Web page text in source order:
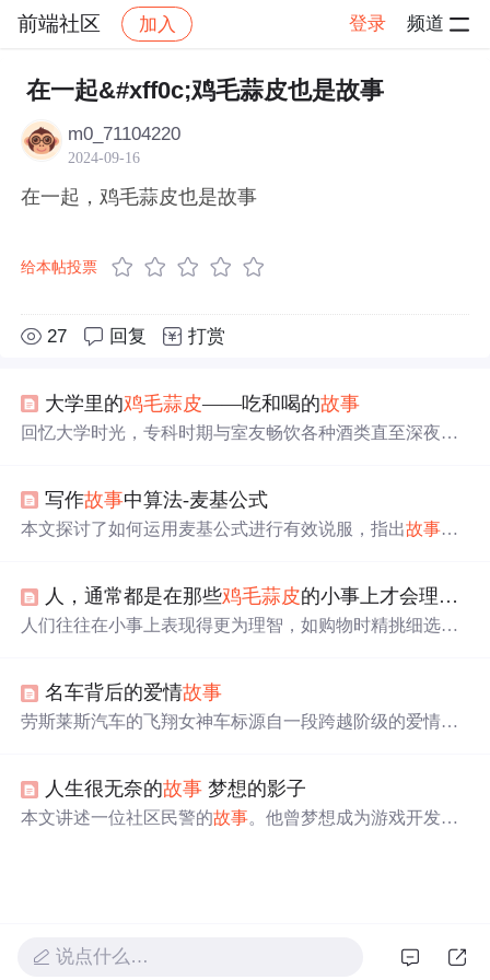
前端社区 加入 登录 频道
社区 前端社区 感慨 帖子详情
在一起&#xff0c;鸡毛蒜皮也是故事
m0_71104220
2024-09-16
在一起，鸡毛蒜皮也是故事
给本帖投票
27 回复 打赏
大学里的鸡毛蒜皮——吃和喝的故事
回忆大学时光，专科时期与室友畅饮各种酒类直至深夜，
写作故事中算法-麦基公式
本文探讨了如何运用麦基公式进行有效说服，指出故事是
突和生活的含义，阐述了故事的三个阶段：生活遭遇变
量、意外打断努力和情感满足。
人，通常都是在那些鸡毛蒜皮的小事上才会理智(摘)
人们往往在小事上表现得更为理智，如购物时精挑细选；
式。名车背后的爱情故事
劳斯莱斯汽车的飞翔女神车标源自一段跨越阶级的爱情。
标志。人生很无奈的故事 梦想的影子
本文讲述一位社区民警的故事。他曾梦想成为游戏开发
说点什么…